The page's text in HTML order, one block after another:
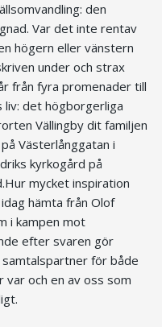
den
Var det inte rentav
högern eller vänstern
under och strax
från fyra promenader till
liv: det högborgerliga
Vällingby dit familjen
Västerlånggatan i
kyrkogård på
mycket inspiration
hämta från Olof
i kampen mot
efter svaren gör
för både
och en av oss som